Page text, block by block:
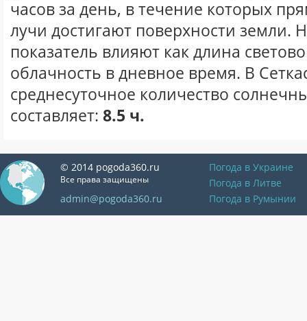
часов за день, в течение которых
лучи достигают поверхности земли.
показатель влияют как длина
облачность в дневное время. В
среднесуточное количество
составляет: 8.5 ч.
© 2014 pogoda360.ru
Все права защищены
admin@pogoda360.ru
Погода в Украине
Погода в Литве
Погода в Румынии